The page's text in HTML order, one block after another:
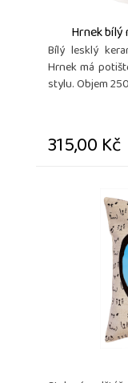
Hrnek
Bílý lesklý
Hrnek má
stylu. Objem
315,00 Kč